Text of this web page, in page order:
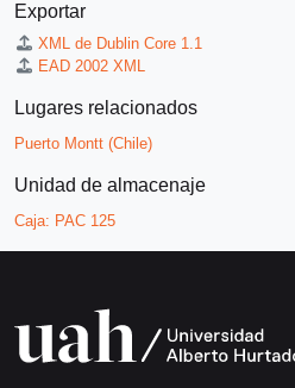
Exportar
XML de Dublin Core 1.1
EAD 2002 XML
Lugares relacionados
Puerto Montt (Chile)
Unidad de almacenaje
Caja: PAC 125